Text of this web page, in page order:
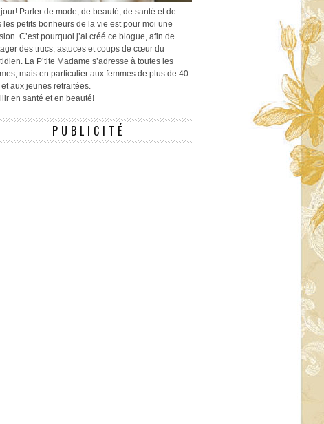
Parler de mode, de beauté, de santé et de
les petits bonheurs de la vie est pour moi une
C’est pourquoi j’ai créé ce blogue, afin de
des trucs, astuces et coups de cœur du
La P’tite Madame s’adresse à toutes les
mais en particulier aux femmes de plus de 40
aux jeunes retraitées.
en santé et en beauté!
PUBLICITÉ